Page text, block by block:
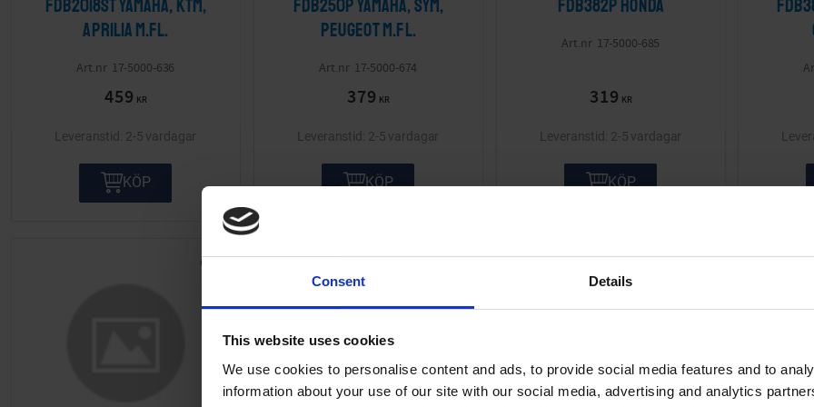
Consent Details
This website uses cookies
We use cookies to personalise content and ads, to provide social media features and to
information about your use of our site with our social media, advertising and analytics
FDB2018ST Yamaha, KTM,
Aprilia m.fl.
17-5000-636
459 KR
2-5 vardagar
KÖP
FDB250P Yamaha, SYM,
Peugeot m.fl.
17-5000-674
379 KR
2-5 vardagar
KÖP
FDB382P Honda
17-5000-685
319 KR
2-5 vardagar
KÖP
Lägg till i önskelista